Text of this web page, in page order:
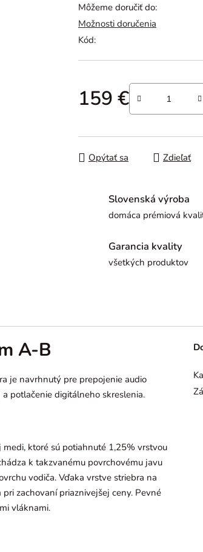
Môžeme doručiť do:
Možnosti doručenia
Kód:
159 €
Jednotková cena:
Opýtať sa Zdieľať
Slovenská výroba
domáca prémiová
Garancia kvality
všetkých produktov
A-B
je navrhnutý pre prepojenie audio
potlačenie digitálneho skreslenia.
ktoré sú potiahnuté 1,25% vrstvou
k takzvanému povrchovému javu
vodiča. Vďaka vrstve striebra na
zachovaní priaznivejšej ceny. Pevné
vláknami.